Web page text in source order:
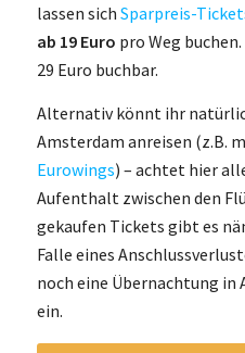
lassen sich Sparpreis-
ab 19 Euro pro Weg
29 Euro buchbar.
Alternativ könnt ihr
Amsterdam anreisen (z.B.
Eurowings) – achtet hier
Aufenthalt zwischen den
gekaufen Tickets gibt es
Falle eines
noch eine Übernachtung in
ein.